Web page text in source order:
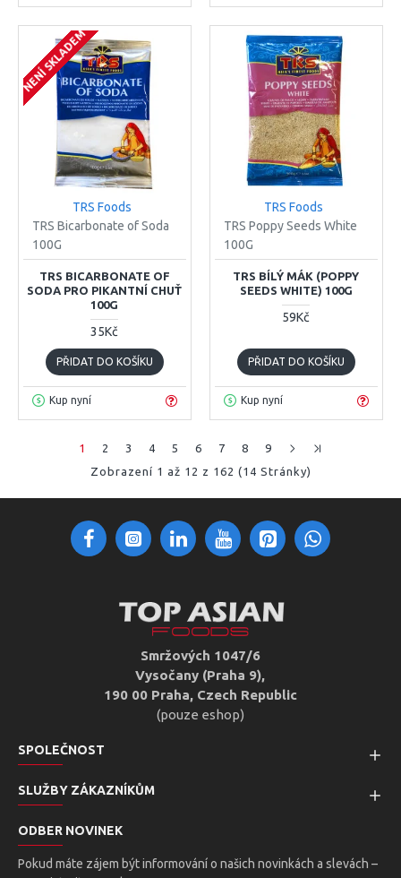
NENÍ SKLADEM
TRS Foods
TRS Bicarbonate of Soda
100G
TRS BICARBONATE OF
SODA PRO PIKANTNÍ CHUŤ
100G
35Kč
PŘIDAT DO KOŠÍKU
Kup nyní
TRS Foods
TRS Poppy Seeds White
100G
TRS BÍLÝ MÁK (POPPY
SEEDS WHITE) 100G
59Kč
PŘIDAT DO KOŠÍKU
Kup nyní
1 2 3 4 5 6 7 8
9
Zobrazení 1 až 12 z 162 (14 Stránky)
Smržových 1047/6
Vysočany (Praha 9),
190 00 Praha, Czech Republic
(pouze eshop)
SPOLEČNOST
SLUŽBY ZÁKAZNÍKŮM
ODBER NOVINEK
Pokud máte zájem být informování o našich novinkách a slevách –